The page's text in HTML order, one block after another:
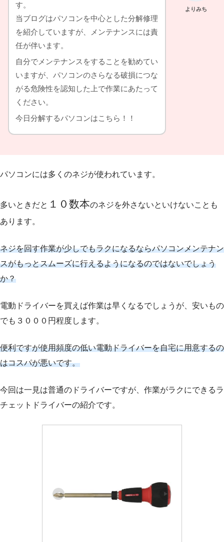
す。
当ブログはパソコンを中心とした分解修理
を紹介していますが、メンテナンスには責
任が伴います。
自分でメンテナンスをすることを勧めてい
いますが、パソコンのさらなる破損につな
がる危険性を認知した上で作業にあたって
ください。
今日分解するパソコンはこちら！！
よりみち
パソコンには多くのネジが使われています。
多いときだと １０数本のネジを外さないといけないことも
あります。
ネジを回す作業が少しでもラクになるならパソコンメンテナン
スがもっとスムーズに行えるようになるのではないでしょう
か？
電動ドライバーを買えば作業は早くなるでしょうが、安いもの
でも３０００円程度します。
便利ですが使用頻度の低い電動ドライバーを自宅に用意するの
はコスパが悪いです。
今回は一見は普通のドライバーですが、作業がラクにできるラ
チェットドライバーの紹介です。